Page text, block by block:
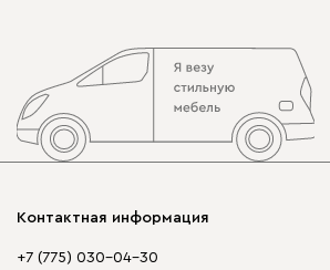
Контактная информация
+7 (775) 030-04-30